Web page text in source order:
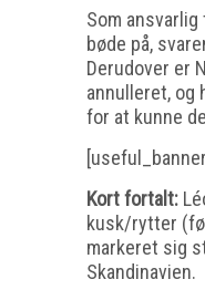
Som
bøde på,
Derudover er
annulleret, og
for at kunne
Kort fortalt:
kusk/rytter
markeret sig
Skandinavien.